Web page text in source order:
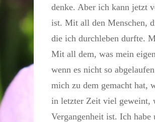
denke. Aber ich kann jetzt
ist. Mit all den Menschen,
die ich durchleben durfte.
Mit all dem, was mein
wenn es nicht so
mich zu dem gemacht hat,
in letzter Zeit viel geweint,
Vergangenheit ist. Ich